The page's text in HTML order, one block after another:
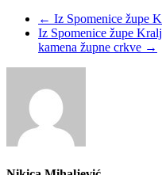
← Iz Spomenice župe
Iz Spomenice župe
kamena župne crkve →